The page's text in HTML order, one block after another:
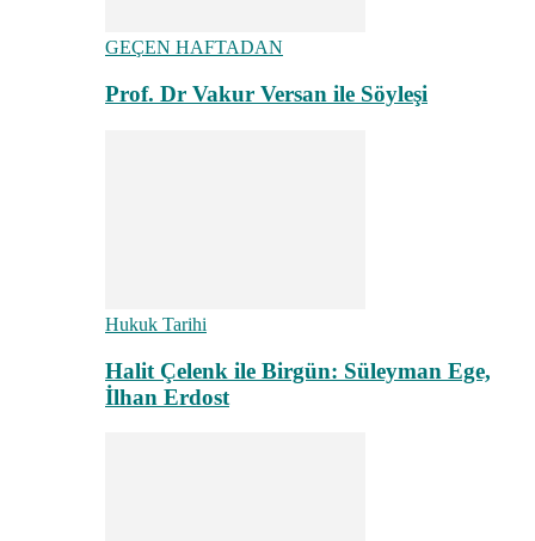
GEÇEN HAFTADAN
Prof. Dr Vakur Versan ile Söyleşi
Hukuk Tarihi
Halit Çelenk ile Birgün: Süleyman Ege,
İlhan Erdost